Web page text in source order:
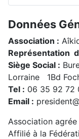
Données
Association :
Représentation
Siège Social :
Lorraine 1Bd
Tel : 06 35 92 72
Email :
Association
Affilié à la